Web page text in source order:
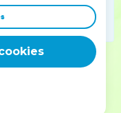
heure, la fièvre l'a
heure-là à laquelle
lui et toute sa